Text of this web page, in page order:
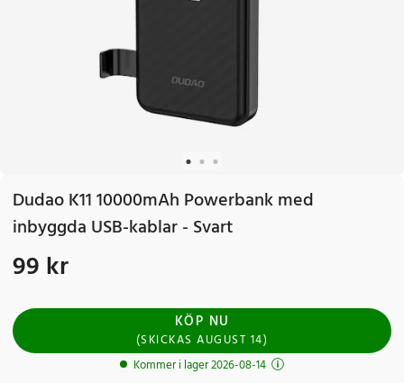
Dudao K11 10000mAh Powerbank med
inbyggda USB-kablar - Svart
Pris: 99 kr
99 kr
KÖP NU
(SKICKASAUGUST 14)
Kommer i lager 2026-08-14